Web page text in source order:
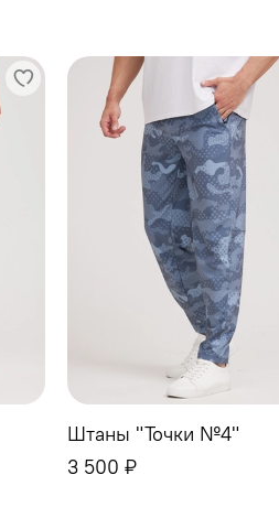
Штаны "Точки №4"
3 500 ₽